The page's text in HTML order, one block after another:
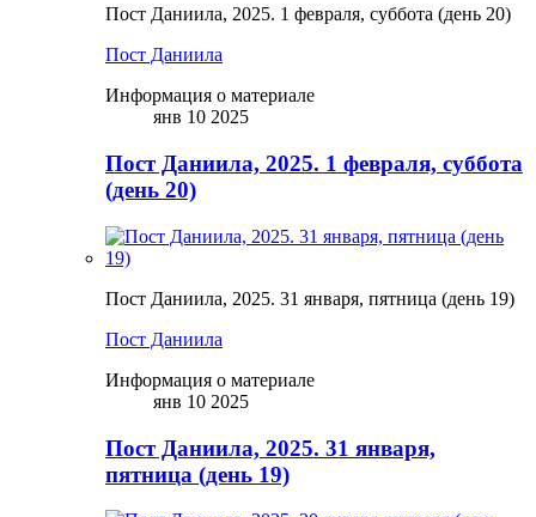
Пост Даниила, 2025. 1 февраля, суббота (день 20)
Пост Даниила
Информация о материале
янв 10 2025
Пост Даниила, 2025. 1 февраля, суббота
(день 20)
Пост Даниила, 2025. 31 января, пятница (день 19)
Пост Даниила
Информация о материале
янв 10 2025
Пост Даниила, 2025. 31 января,
пятница (день 19)